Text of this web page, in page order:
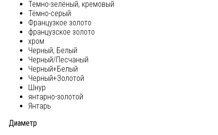
Темно-зелёный, кремовый
Тёмно-серый
Французкое золото
французское золото
хром
Черный, Белый
Черный/Песчаный
Черный+Белый
Черный+Золотой
Шнур
янтарно-золотой
Янтарь
Диаметр